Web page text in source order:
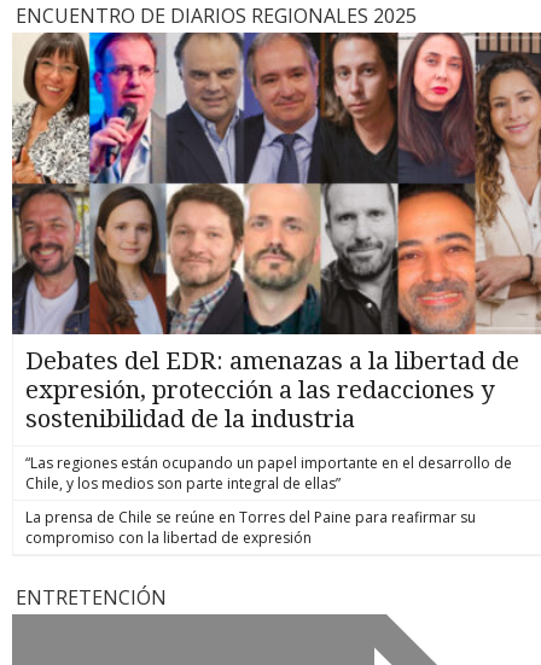
ENCUENTRO DE DIARIOS REGIONALES 2025
Debates del EDR: amenazas a la libertad de
expresión, protección a las redacciones y
sostenibilidad de la industria
“Las regiones están ocupando un papel importante en el desarrollo de
Chile, y los medios son parte integral de ellas”
La prensa de Chile se reúne en Torres del Paine para reafirmar su
compromiso con la libertad de expresión
ENTRETENCIÓN